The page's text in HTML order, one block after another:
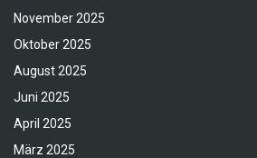
November 2025
Oktober 2025
August 2025
Juni 2025
April 2025
März 2025